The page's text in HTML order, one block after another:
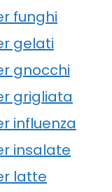
funghi
gelati
gnocchi
grigliata
influenza
insalate
latte